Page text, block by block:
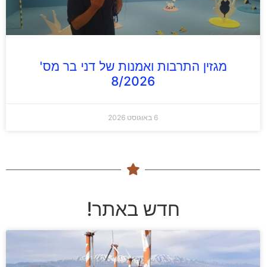
מגזין התרבות ואמנות של דני בר מס'
8/2026
6 באוגוסט 2026
חדש באתר!